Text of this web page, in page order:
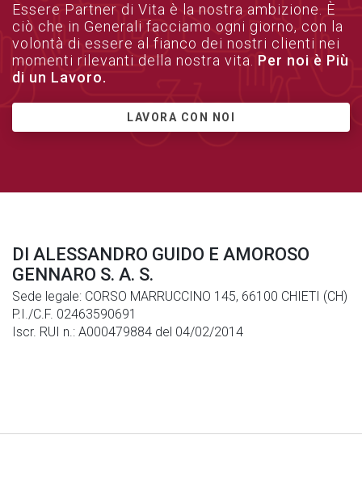
Essere Partner di Vita è la nostra ambizione. È
ciò che in Generali facciamo ogni giorno, con la
volontà di essere al fianco dei nostri clienti nei
momenti rilevanti della nostra vita. Per noi è Più
di un Lavoro.
LAVORA CON NOI
DI ALESSANDRO GUIDO E AMOROSO
GENNARO S. A. S.
Sede legale: CORSO MARRUCCINO 145, 66100 CHIETI (CH)
P.I./C.F. 02463590691
Iscr. RUI n.: A000479884 del 04/02/2014